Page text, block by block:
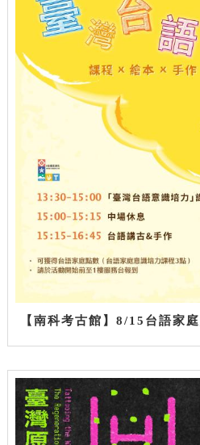
【南科考古館】8/15台語家